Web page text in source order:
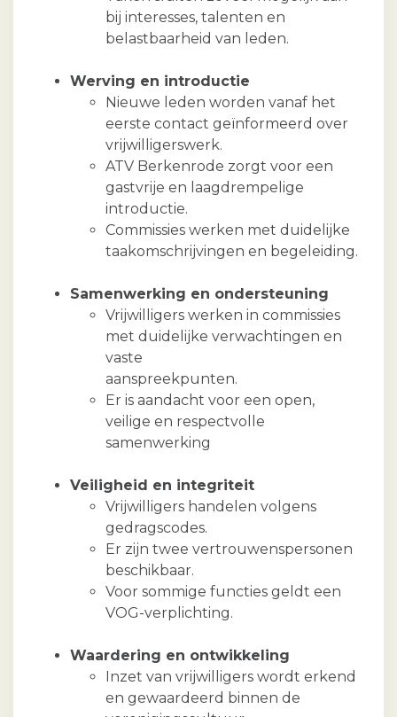
bij interesses, talenten en
belastbaarheid van leden.
Werving en introductie
Nieuwe leden worden vanaf het
eerste contact geïnformeerd over
vrijwilligerswerk.
ATV Berkenrode zorgt voor een
gastvrije en laagdrempelige
introductie.
Commissies werken met duidelijke
taakomschrijvingen en begeleiding.
Samenwerking en ondersteuning
Vrijwilligers werken in commissies
met duidelijke verwachtingen en
vaste
aanspreekpunten.
Er is aandacht voor een open,
veilige en respectvolle
samenwerking
Veiligheid en integriteit
Vrijwilligers handelen volgens
gedragscodes.
Er zijn twee vertrouwenspersonen
beschikbaar.
Voor sommige functies geldt een
VOG-verplichting.
Waardering en ontwikkeling
Inzet van vrijwilligers wordt erkend
en gewaardeerd binnen de